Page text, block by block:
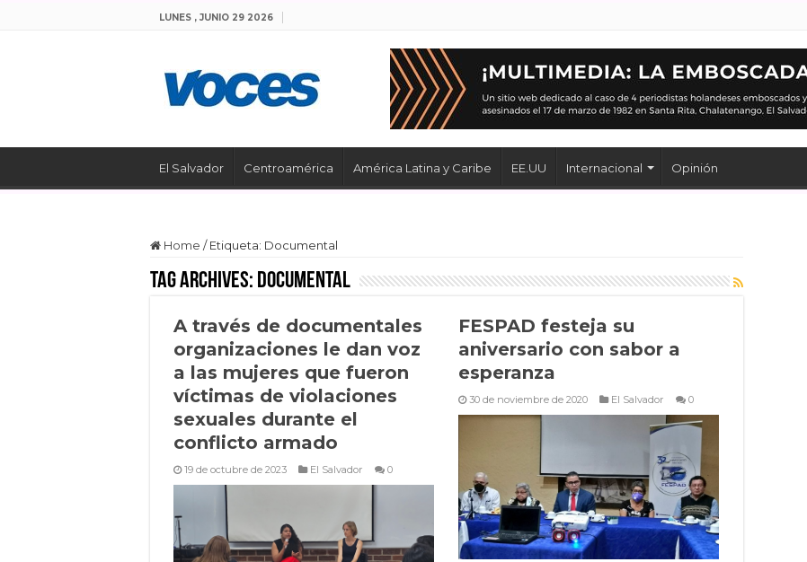
LUNES , JUNIO 29 2026
El Salvador Centroamérica América Latina y Caribe EE.UU Internacional Opinión
Home / Etiqueta: Documental
Tag Archives: Documental
A través de documentales
organizaciones le dan voz
a las mujeres que fueron
víctimas de violaciones
sexuales durante el
conflicto armado
19 de octubre de 2023 El Salvador 0
FESPAD festeja su
aniversario con sabor a
esperanza
30 de noviembre de 2020 El Salvador 0